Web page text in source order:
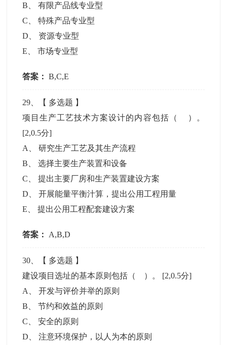
B 、有限产品线专业型
C 、特殊产品专业型
D
资源专业型
E 、市场专业型
答案： B,C,E
29 、【 多选题 】
项目生产工艺技术方案设计的内容包括（ ）。
[2,0.5分]
A
、研究生产工艺及其生产流程
B 、选择主要生产装置和设备
C 、提出主要厂房和生产装置建设方案
D 、开展能量平衡汁算，提出公用工程用量
E 、提出公用工程配套建设方案
答案： A,B,D
30 、【 多选题 】
建设项目选址的基本原则包括（ ）。 [2,0.5分]
A
、开发与评价并举的原则
B 、节约和效益的原则
C 、安全的原则
D 、注意环境保护，以人为本的原则